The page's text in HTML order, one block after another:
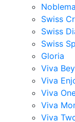
Swiss
Swiss
Swiss
Gloria
Viva
Viva
Viva
Viva
Viva